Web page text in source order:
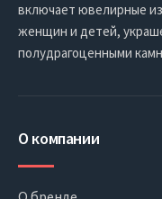
включает ювелирные
женщин и детей,
полудрагоценными
О компании